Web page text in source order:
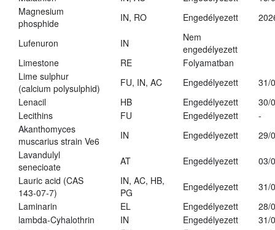
Magnesium
phosphide
IN, RO Engedélyezett
Lufenuron IN
Nem
engedélyezett
Limestone
RE
Folyamatban
Lime sulphur
(calcium polysulphid)
FU, IN, AC Engedélyezett
31/
Lenacil
HB Engedélyezett
30/
Lecithins
FU Engedélyezett
-
Akanthomyces
muscarius strain Ve6
IN Engedélyezett
29/
Lavandulyl
senecioate
AT Engedélyezett
03/
Lauric acid (CAS
143-07-7)
IN, AC, HB,
PG
Engedélyezett
31/
Laminarin
EL Engedélyezett
28/
lambda-Cyhalothrin
IN Engedélyezett
31/